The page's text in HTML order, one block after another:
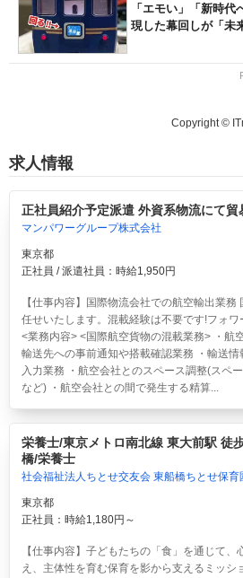
「エモい」「新時
現した幕回しが「未
Copyright ©
求人情報
正社員紹介予定派遣 外資系物流にて貿
マンパワーグループ株式会社
東京都
正社員 / 派遣社員：時給1,950円
【仕事内容】国際物流会社での航空輸出業
任せいたします。混載経験は不要です!フォ
<業務内容> <国際航空貨物の混載業務> ・航
輸送先への事前通知や搭載確認業務 ・輸送情
入力業務 ・航空会社とのスペース調整(スペ
など) ・航空会社との間で発生する精算...
栄養士/東京メトロ南北線 東大前駅 徒
橋/栄養士
社会福祉法人ちとせ交友会 東船橋ちとせ保育
東京都
正社員：時給1,180円～
【仕事内容】子どもたちの「食」を通じて
え、主体性を育む保育を影から支えるミッシ